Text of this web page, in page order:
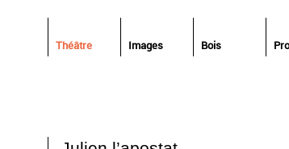
Théâtre Images Bois